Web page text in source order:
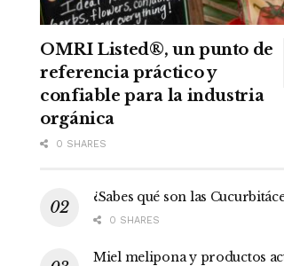
OMRI Listed®, un punto de
referencia práctico y
confiable para la industria
orgánica
0 SHARES
¿Sabes qué son las
0 SHARES
Miel melipona y productos